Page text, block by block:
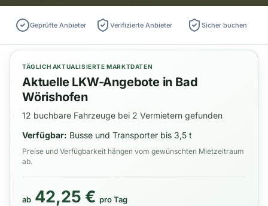
Geprüfte Anbieter Verifizierte Anbieter Sicher buchen
TÄGLICH AKTUALISIERTE MARKTDATEN
Aktuelle LKW-Angebote in Bad
Wörishofen
12 buchbare Fahrzeuge bei 2 Vermietern gefunden
Verfügbar: Busse und Transporter bis 3,5 t
Preise und Verfügbarkeit hängen vom gewünschten Mietzeitraum
ab.
ab 42,25 € pro Tag